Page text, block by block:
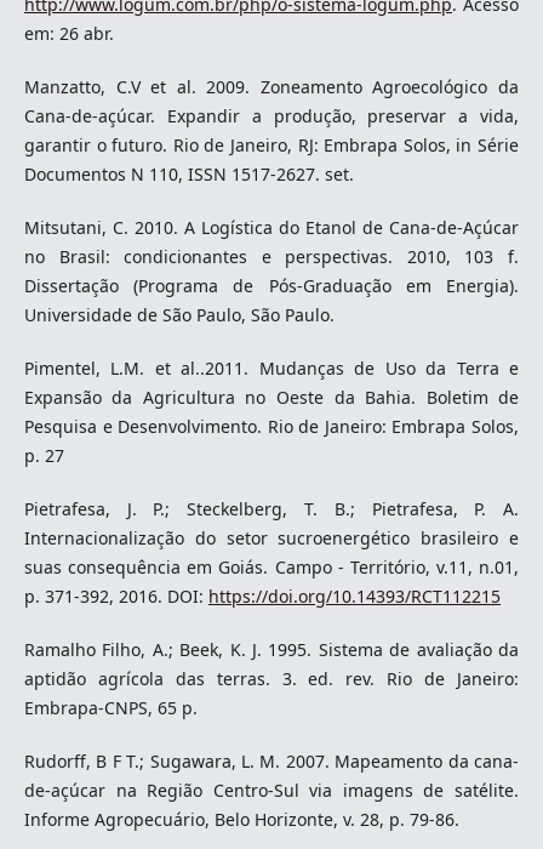
em: 26 abr.
Manzatto, C.V et al. 2009. Zoneamento Agroecológico da
Cana-de-açúcar. Expandir a produção, preservar a vida,
garantir o futuro. Rio de Janeiro, RJ: Embrapa Solos, in Série
Documentos N 110, ISSN 1517-2627. set.
Mitsutani, C. 2010. A Logística do Etanol de Cana-de-Açúcar
no Brasil: condicionantes e perspectivas. 2010, 103 f.
Dissertação (Programa de Pós-Graduação em Energia).
Universidade de São Paulo, São Paulo.
Pimentel, L.M. et al..2011. Mudanças de Uso da Terra e
Expansão da Agricultura no Oeste da Bahia. Boletim de
Pesquisa e Desenvolvimento. Rio de Janeiro: Embrapa Solos,
p. 27
Pietrafesa, J. P.; Steckelberg, T. B.; Pietrafesa, P. A.
Internacionalização do setor sucroenergético brasileiro e
suas consequência em Goiás. Campo - Território, v.11, n.01,
p. 371-392, 2016. DOI: https://doi.org/10.14393/RCT112215
Ramalho Filho, A.; Beek, K. J. 1995. Sistema de avaliação da
aptidão agrícola das terras. 3. ed. rev. Rio de Janeiro:
Embrapa-CNPS, 65 p.
Rudorff, B F T.; Sugawara, L. M. 2007. Mapeamento da cana-
de-açúcar na Região Centro-Sul via imagens de satélite.
Informe Agropecuário, Belo Horizonte, v. 28, p. 79-86.